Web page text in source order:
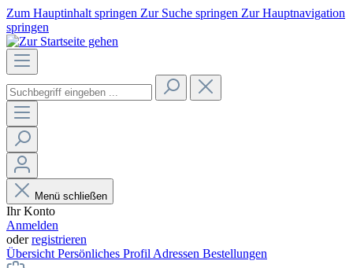
Zum Hauptinhalt springen Zur Suche springen Zur Hauptnavigation
springen
Menü schließen
Ihr Konto
Anmelden
oderregistrieren
Übersicht Persönliches Profil Adressen Bestellungen